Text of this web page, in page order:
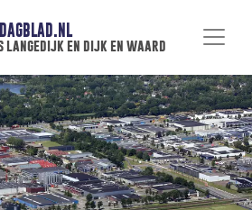
langedijk en dijk en waard